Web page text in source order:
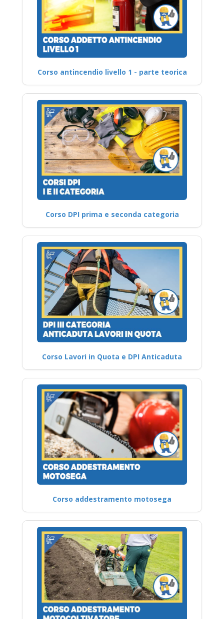
Corso antincendio livello 1 - parte teorica
Corso DPI prima e seconda categoria
Corso Lavori in Quota e DPI Anticaduta
Corso addestramento motosega